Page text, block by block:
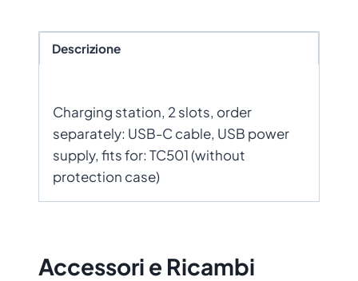
Descrizione
Charging station, 2 slots, order
separately: USB-C cable, USB power
supply, fits for: TC501 (without
protection case)
Accessori e Ricambi